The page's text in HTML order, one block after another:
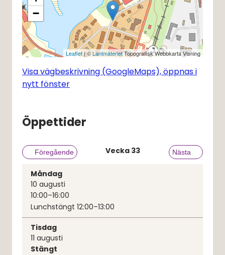
−
Leaflet| ©LantmäterietTopografisk Webbkarta Visning
Visa vägbeskrivning (GoogleMaps), öppnas i
nytt fönster
Öppettider
Föregående vecka
Föregående Vecka 33 Nästa vecka
Nästa
Måndag
10 augusti
10:00–16:00
Lunchstängt 12:00–13:00
Tisdag
11 augusti
Stängt